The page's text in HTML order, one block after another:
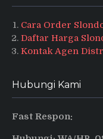
Cara Order
Daftar Harga
Kontak Agen
Hubungi Kami
Fast Respon: